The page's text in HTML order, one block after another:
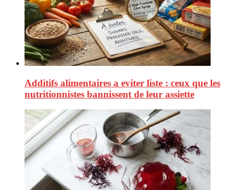
Additifs alimentaires a eviter liste : ceux que les
nutritionnistes bannissent de leur assiette